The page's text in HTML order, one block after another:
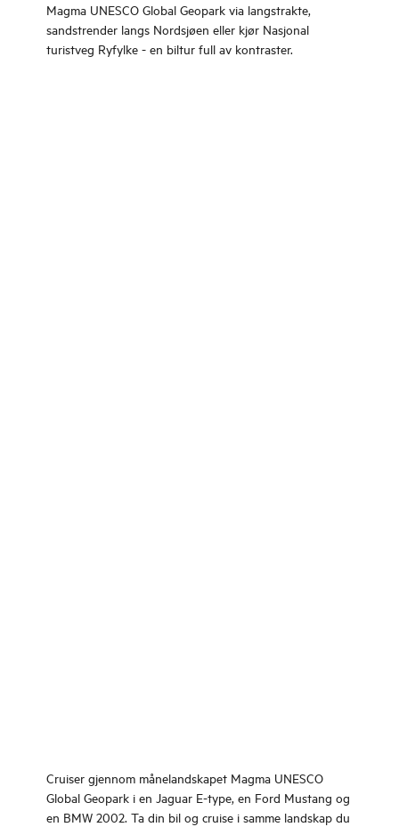
Magma UNESCO Global Geopark via langstrakte,
sandstrender langs Nordsjøen eller kjør Nasjonal
turistveg Ryfylke - en biltur full av kontraster.
Cruiser gjennom månelandskapet Magma UNESCO
Global Geopark i en Jaguar E-type, en Ford Mustang og
en BMW 2002. Ta din bil og cruise i samme landskap du